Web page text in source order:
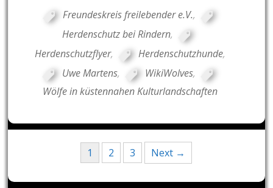
Freundeskreis freilebender e.V.,
Herdenschutz bei Rindern,
Herdenschutzflyer, Herdenschutzhunde,
Uwe Martens, WikiWolves,
Wölfe in küstennahen Kulturlandschaften
navigation
1 2 3 Next →